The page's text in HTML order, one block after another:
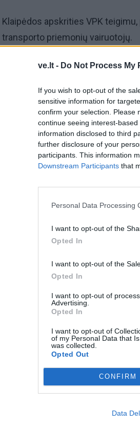
ve.lt - Do Not Process My
If you wish to opt-out of the
sensitive information for
confirm your selection. Please
continue seeing interest-
information disclosed to third
further disclosure of your
participants. This information
Downstream Participants that
Personal Data Processing
I want to opt-out of the
Opted In
I want to opt-out of the
Opted In
I want to opt-out of
Advertising.
Opted In
I want to opt-out of
of my Personal Data that
was collected.
Opted Out
CONFIRM
Data
Klaipėdos apskrities VPK
transporto priemonių vairuotojų.
Užfiksuota 116 įvairių Kelių
Įkliuvo 12 neblaivių vairuotojų
Dar du girtus vairuotojus
policijos valdybos pareigūnai.
Vieno vairuotojo atžvilgiu
Šiuo metu skaitomiausi
Tualetinis
artimiausiu